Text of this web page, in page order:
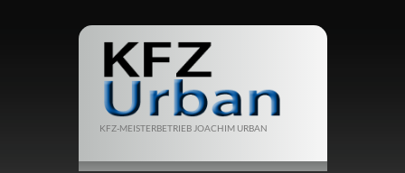
KFZ-MEISTERBETRIEB JOACHIM URBAN